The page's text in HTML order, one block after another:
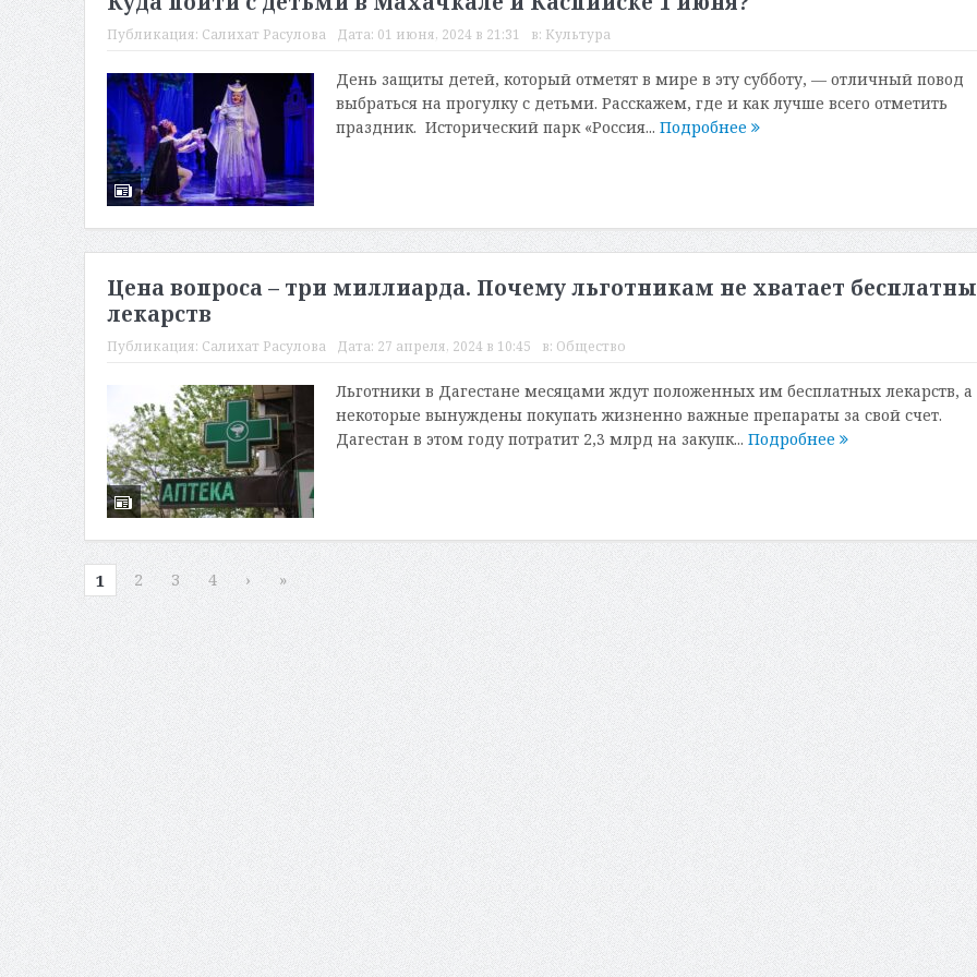
Публикация: Салихат Расулова Дата: 01 июня, 2024 в 21:31 в: Культура
День защиты детей, который отметят в мире в эту субботу, — отличный повод
выбраться на прогулку с детьми. Расскажем, где и как лучше всего отметить
праздник. Исторический парк «Россия... Подробнее
Цена вопроса – три миллиарда. Почему льготникам не хватает
лекарств
Публикация: Салихат Расулова Дата: 27 апреля, 2024 в 10:45 в: Общество
Льготники в Дагестане месяцами ждут положенных им бесплатных лекарств, а
некоторые вынуждены покупать жизненно важные препараты за свой счет.
Дагестан в этом году потратит 2,3 млрд на закупк... Подробнее
1 2 3 4 › »